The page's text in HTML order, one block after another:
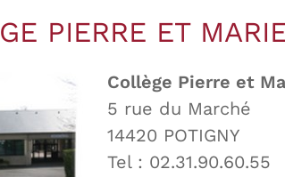
PIERRE ET
Collège Pierre et
5 rue du Marché
14420 POTIGNY
Tel : 02.31.90.60.55